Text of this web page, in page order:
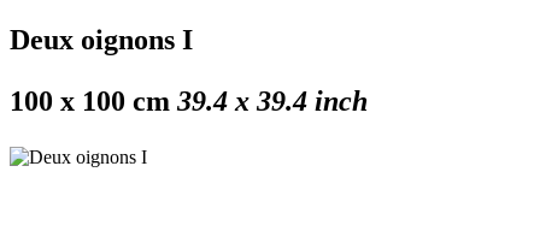
Deux oignons I
100 x 100 cm 39.4 x 39.4 inch